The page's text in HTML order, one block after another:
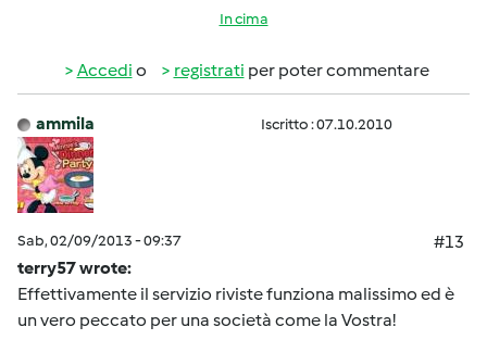
In cima
Accedi o registrati per poter commentare
ammila Iscritto : 07.10.2010
Sab, 02/09/2013 - 09:37
#13
terry57 wrote:
Effettivamente il servizio riviste funziona malissimo ed è
un vero peccato per una società come la Vostra!